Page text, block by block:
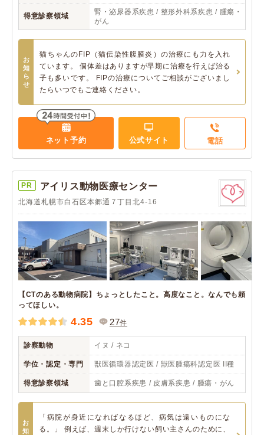
得意診察領域
腎・泌尿器系疾患 / 整形外科系疾患 / 腫瘍・
がん
お
知
ら
せ
猫ちゃんのFIP（猫伝染性腹膜炎）の治療にも力を入れ
ています。 個体差はありますが早期に治療を行えば治る
子も多いです。 FIPの治療についてご相談がございまし
たらいつでもご連絡ください。
ネット予約 公式サイト 電話
PR アイリス動物医療センター
北海道札幌市白石区本郷通７丁目北4-16
【CTのある動物病院】ちょっとしたこと。高度なこと。なんでも頼
ってほしい。
4.35 27件
診察動物 イヌ / ネコ
学位・認定・専門 獣医循環器認定医 / 獣医腫瘍科認定医 II種
得意診察領域 歯と口腔系疾患 / 皮膚系疾患 / 腫瘍・がん
お
知
「病院が身近になればなるほど、病気は遠いものにな
る。」 例えば、週末しか行けない飼い主さんのために、